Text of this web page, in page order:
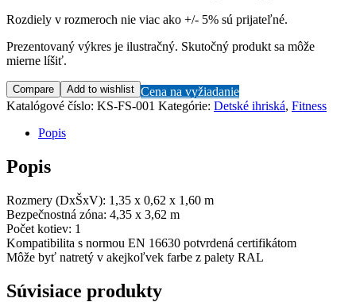
Rozdiely v rozmeroch nie viac ako +/- 5% sú prijateľné.
Prezentovaný výkres je ilustračný. Skutočný produkt sa môže
mierne líšiť.
Compare Add to wishlist Cena na vyžiadanie
Katalógové číslo: KS-FS-001 Kategórie: Detské ihriská, Fitness
Popis
Popis
Rozmery (DxŠxV): 1,35 x 0,62 x 1,60 m
Bezpečnostná zóna: 4,35 x 3,62 m
Počet kotiev: 1
Kompatibilita s normou EN 16630 potvrdená certifikátom
Môže byť natretý v akejkoľvek farbe z palety RAL
Súvisiace produkty